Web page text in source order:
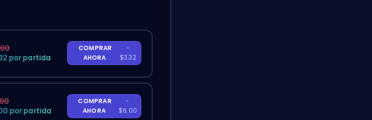
por partida
COMPRAR
AHORA
-
$3.32
por partida
COMPRAR
AHORA
-
$6.00